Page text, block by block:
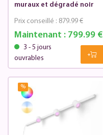
muraux et dégradé noir
Maintenant :799.99 €
Prix conseillé : 879.99 €
3 - 5 jours
ouvrables
%